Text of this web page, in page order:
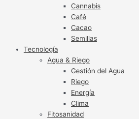
Cannabis
Café
Cacao
Semillas
Tecnología
Agua & Riego
Gestión del Agua
Riego
Energía
Clima
Fitosanidad